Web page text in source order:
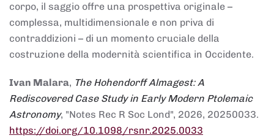
corpo, il saggio offre una prospettiva originale –
complessa, multidimensionale e non priva di
contraddizioni – di un momento cruciale della
costruzione della modernità scientifica in Occidente.
Ivan Malara, The Hohendorff Almagest: A
Rediscovered Case Study in Early Modern Ptolemaic
Astronomy, "Notes Rec R Soc Lond", 2026, 20250033.
https://doi.org/10.1098/rsnr.2025.0033